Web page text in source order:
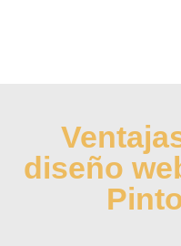
diseño